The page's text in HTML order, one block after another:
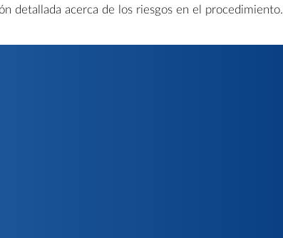
detallada acerca de los riesgos en el procedimiento.